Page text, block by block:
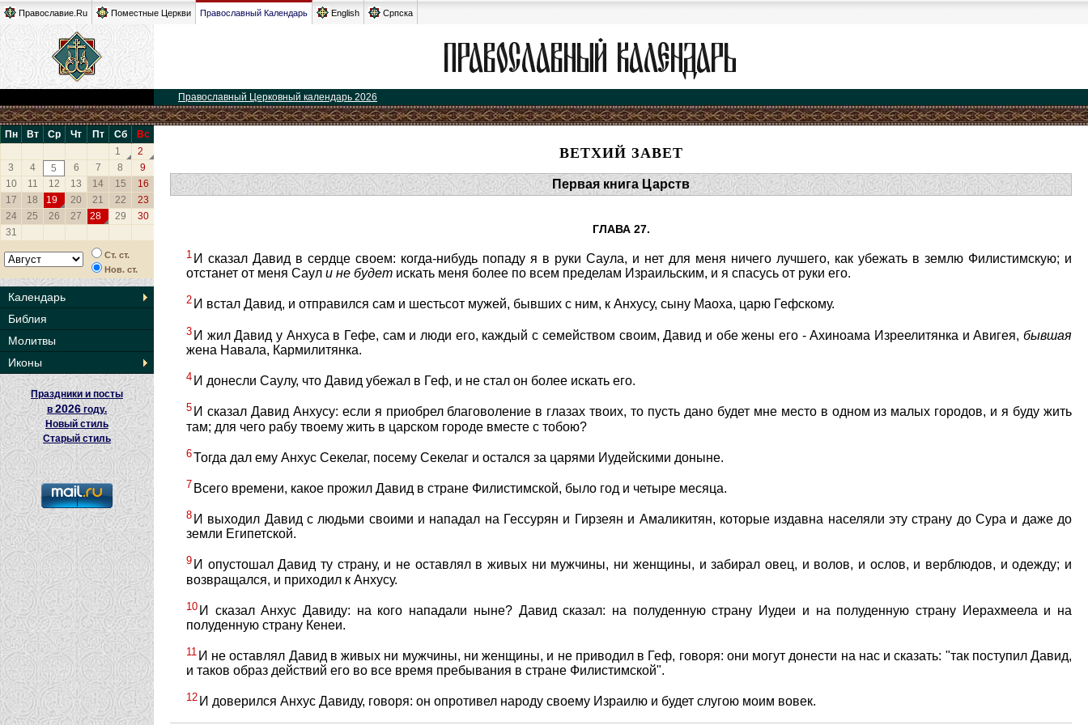
Православие.Ru Поместные Церкви Православный Календарь English Српска
Православный Церковный календарь 2026
Пн Вт Ср Чт Пт Сб
Вс
1
2
3
4 5 6 7 8
9
10
11 12 13 14 15
16
17
18 19 20 21 22
23
24
25 26 27 28 29
30
31
Ст. ст.
Нов. ст.
Календарь
Библия
Молитвы
Иконы
Праздники и посты
в2026 году.
Новый стиль
Старый стиль
ВЕТХИЙ ЗАВЕТ
Первая книга Царств
ГЛАВА 27.
1 И сказал Давид в сердце своем: когда-нибудь попаду я в руки Саула, и нет для меня ничего лучшего, как убежать в землю Филистимскую; и
отстанет от меня Саул и не будет искать меня более по всем пределам Израильским, и я спасусь от руки его.
2 И встал Давид, и отправился сам и шестьсот мужей, бывших с ним, к Анхусу, сыну Маоха, царю Гефскому.
3 И жил Давид у Анхуса в Гефе, сам и люди его, каждый с семейством своим, Давид и обе жены его - Ахиноама Изреелитянка и Авигея, бывшая
жена Навала, Кармилитянка.
4 И донесли Саулу, что Давид убежал в Геф, и не стал он более искать его.
5 И сказал Давид Анхусу: если я приобрел благоволение в глазах твоих, то пусть дано будет мне место в одном из малых городов, и я буду жить
там; для чего рабу твоему жить в царском городе вместе с тобою?
6Тогда дал ему Анхус Секелаг, посему Секелаг и остался за царями Иудейскими доныне.
7 Всего времени, какое прожил Давид в стране Филистимской, было год и четыре месяца.
8 И выходил Давид с людьми своими и нападал на Гессурян и Гирзеян и Амаликитян, которые издавна населяли эту страну до Сура и даже до
земли Египетской.
9 И опустошал Давид ту страну, и не оставлял в живых ни мужчины, ни женщины, и забирал овец, и волов, и ослов, и верблюдов, и одежду; и
возвращался, и приходил к Анхусу.
10 И сказал Анхус Давиду: на кого нападали ныне? Давид сказал: на полуденную страну Иудеи и на полуденную страну Иерахмеела и на
полуденную страну Кенеи.
11 И не оставлял Давид в живых ни мужчины, ни женщины, и не приводил в Геф, говоря: они могут донести на нас и сказать: "так поступил Давид,
и таков образ действий его во все время пребывания в стране Филистимской".
12 И доверился Анхус Давиду, говоря: он опротивел народу своему Израилю и будет слугою моим вовек.